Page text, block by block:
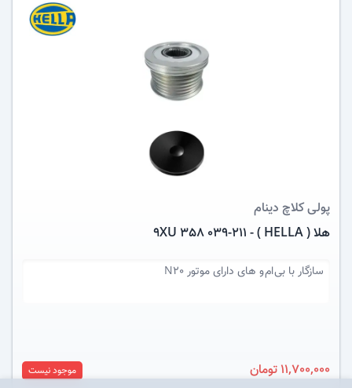
عکس کالا
پولی کلاچ دینام
هلا ( HELLA ) - 9XU 358 039-211
سازگار با بی ام و های دارای موتور N20
11,700,000 تومان موجود نیست